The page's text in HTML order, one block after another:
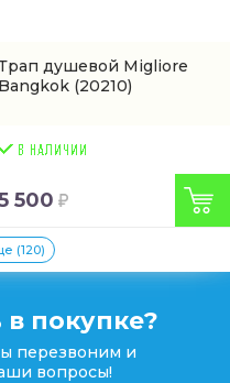
душевой Migliore
Bangkok (20210)
500
(120)
покупке?
перезвоним и
вопросы!